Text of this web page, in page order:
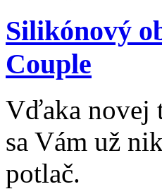
Silikónový
Couple
Vďaka novej
sa Vám už
potlač.